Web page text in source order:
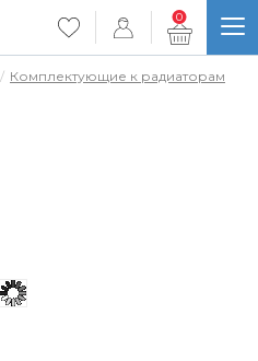
0
Комплектующие к радиаторам